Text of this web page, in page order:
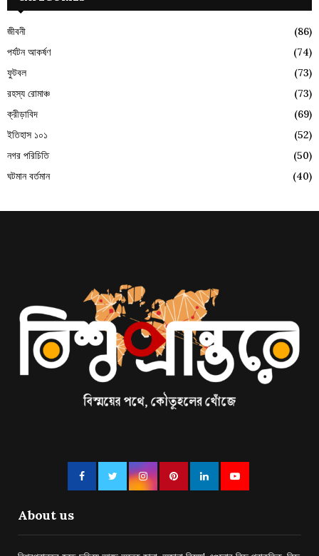
জীবনী
(86)
পর্যটন আকর্ষণ
(74)
ফুটবল
(73)
রহস্য রোমাঞ্চ
(73)
ক্রীড়াবিদ
(69)
ইতিহাস ১০১
(52)
নগর পরিচিতি
(50)
ঘটমান বর্তমান
(40)
About us